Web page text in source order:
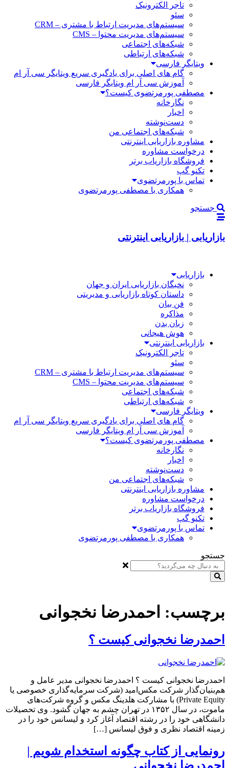
تاجر الکترونیک
سئو
سیستم‌های مدیریت ارتباط با مشتری – CRM
سیستم‌های مدیریت محتوا – CMS
شبکه‌های اجتماعی
شبکه‌های ارتباطی
ویتایگر فارسی
گام های اصلی برای یادگیری سریع ویتایگر سی آر ام
آموزش سی آر ام ویتایگر فارسی
مصطفی پورمرتضوی کیست؟
نگارخانه
اخبار
دست‌نوشته
شبکه‌های اجتماعی من
مشاوره بازاریابی اینترنتی
درخواست مشاوره
فروشگاه بازاریاب برتر
تکنو گپ
تماس با پورمرتضوی
همکاری با مصطفی پورمرتضوی
جستجو
بازاریابی | بازاریابی اینترنتی
بازاریابی
نخبگان بازاریابی ایران و جهان
داستان کوتاه بازاریابی و مدیریتی
فن بیان
مذاکره
زبان بدن
هوش هیجانی
بازاریابی اینترنتی
تاجر الکترونیک
سئو
سیستم‌های مدیریت ارتباط با مشتری – CRM
سیستم‌های مدیریت محتوا – CMS
شبکه‌های اجتماعی
شبکه‌های ارتباطی
ویتایگر فارسی
گام های اصلی برای یادگیری سریع ویتایگر سی آر ام
آموزش سی آر ام ویتایگر فارسی
مصطفی پورمرتضوی کیست؟
نگارخانه
اخبار
دست‌نوشته
شبکه‌های اجتماعی من
مشاوره بازاریابی اینترنتی
درخواست مشاوره
فروشگاه بازاریاب برتر
تکنو گپ
تماس با پورمرتضوی
همکاری با مصطفی پورمرتضوی
جستجو
برچسب: احمدرضا نخجوانی
احمدرضا نخجوانی کیست ؟
احمدرضا نخجوانی کیست ؟ احمدرضا نخجوانی مدیر عامل و
هم‌بنیان‌گذار شرکت مکس‌امید (شرکت سرمایه‌گذاری خصوصی یا
Private Equity) با مشارکت هلدینگ مکس و گروه شرکت‌های
ماموت، در سال ۱۳۵۲ در تهران چشم به جهان گشود. وی تحصیلات
دانشگاهی خود را در رشته اقتصاد آغاز کرد و لیسانس خود را در
زمینه اقتصاد نظری و فوق لیسانس […]
رونمایی از کتاب چگونه استخدام شویم |